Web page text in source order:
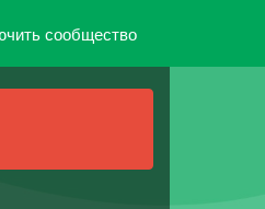
сообщество